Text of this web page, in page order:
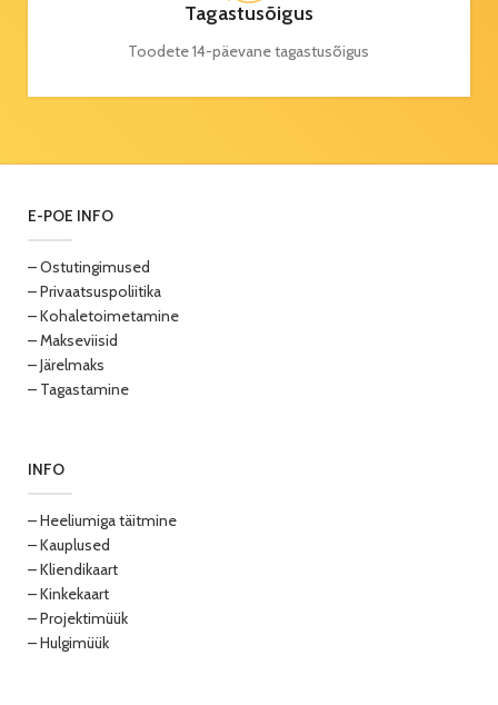
Tagastusõigus
Toodete 14-päevane tagastusõigus
E-POE INFO
– Ostutingimused
– Privaatsuspoliitika
– Kohaletoimetamine
– Makseviisid
– Järelmaks
– Tagastamine
INFO
– Heeliumiga täitmine
– Kauplused
– Kliendikaart
– Kinkekaart
– Projektimüük
– Hulgimüük